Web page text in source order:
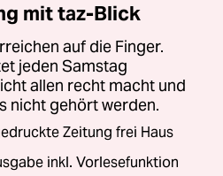
mit taz-Blick
auf die Finger.
jeden Samstag
allen recht macht und
nicht gehört werden.
Zeitung frei Haus
inkl. Vorlesefunktion